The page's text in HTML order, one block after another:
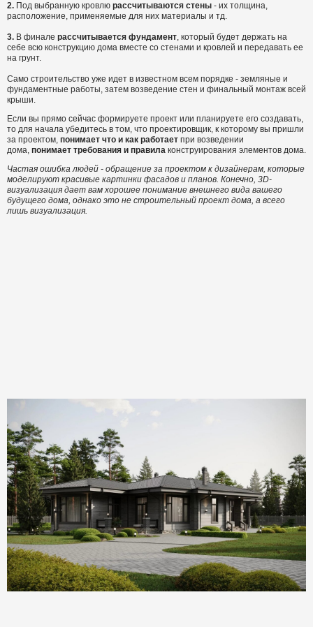
2. Под выбранную кровлю рассчитываются стены - их толщина,
расположение, применяемые для них материалы и тд.
3. В финале рассчитывается фундамент, который будет держать на
себе всю конструкцию дома вместе со стенами и кровлей и передавать ее
на грунт.
Само строительство уже идет в известном всем порядке - земляные и
фундаментные работы, затем возведение стен и финальный монтаж всей
крыши.
Если вы прямо сейчас формируете проект или планируете его создавать,
то для начала убедитесь в том, что проектировщик, к которому вы пришли
за проектом, понимает что и как работает при возведении
дома, понимает требования и правила конструирования элементов дома.
Частая ошибка людей - обращение за проектом к дизайнерам, которые
моделируют красивые картинки фасадов и планов. Конечно, 3D-
визуализация дает вам хорошее понимание внешнего вида вашего
будущего дома, однако это не строительный проект дома, а всего
лишь визуализация.